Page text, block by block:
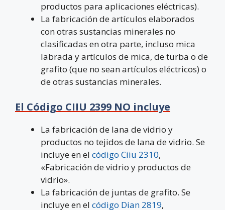
productos para aplicaciones eléctricas).
La fabricación de artículos elaborados
con otras sustancias minerales no
clasificadas en otra parte, incluso mica
labrada y artículos de mica, de turba o de
grafito (que no sean artículos eléctricos) o
de otras sustancias minerales.
El Código CIIU 2399 NO incluye
La fabricación de lana de vidrio y
productos no tejidos de lana de vidrio. Se
incluye en el código Ciiu 2310,
«Fabricación de vidrio y productos de
vidrio».
La fabricación de juntas de grafito. Se
incluye en el código Dian 2819,